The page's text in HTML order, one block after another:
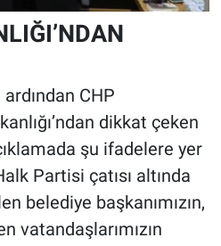
CHP
dikkat çeken
şu ifadelere yer
Partisi çatısı altında
belediye başkanımızın,
vatandaşlarımızın